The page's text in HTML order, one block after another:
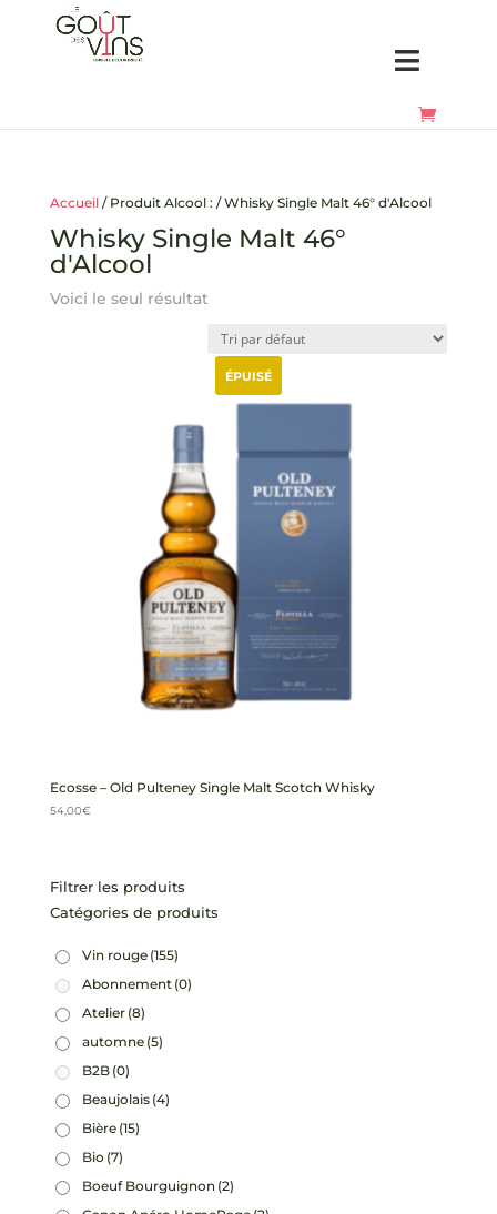
Accueil/ Produit Alcool : / Whisky Single Malt 46° d'Alcool
Whisky Single Malt 46°
d'Alcool
Voici le seul résultat
ÉPUISÉ
Ecosse – Old Pulteney Single Malt Scotch Whisky
54,00€
Filtrer les produits
Catégories de produits
Vin rouge (155)
Abonnement (0)
Atelier (8)
automne (5)
B2B (0)
Beaujolais (4)
Bière (15)
Bio (7)
Boeuf Bourguignon (2)